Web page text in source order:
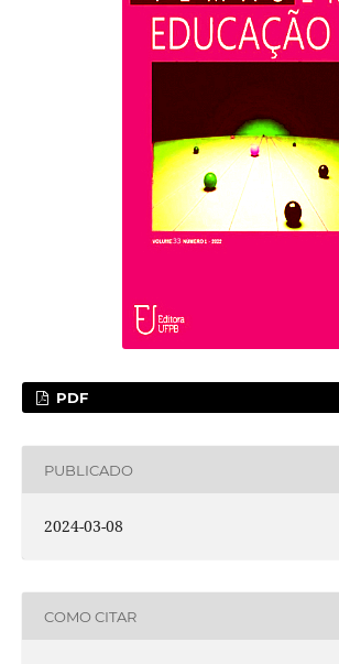
PDF
PUBLICADO
2024-03-08
COMO CITAR